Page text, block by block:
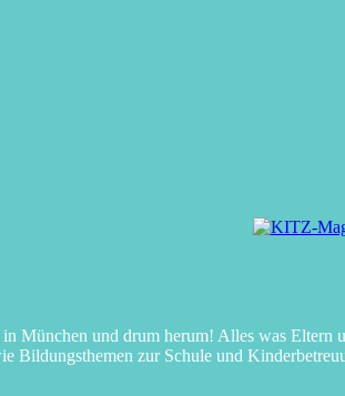
München und drum herum! Alles was
Bildungsthemen zur Schule und